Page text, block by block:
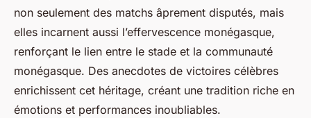
non seulement des matchs âprement disputés, mais
elles incarnent aussi l’effervescence monégasque,
renforçant le lien entre le stade et la communauté
monégasque. Des anecdotes de victoires célèbres
enrichissent cet héritage, créant une tradition riche en
émotions et performances inoubliables.